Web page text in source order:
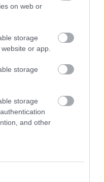
on web or
storage
or app.
storage
storage
and other
a dolgot soha ne tedd
ez a hiányállapot – az